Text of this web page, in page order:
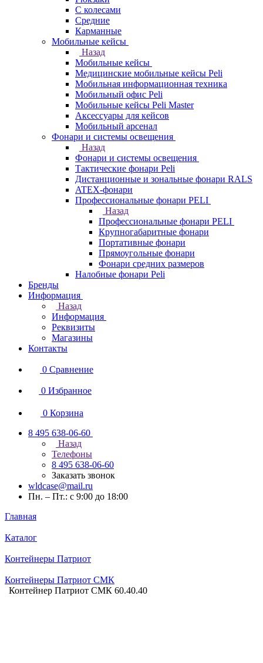
С колесами
Средние
Карманные
Мобильные кейсы
Назад
Мобильные кейсы
Медицинские мобильные кейсы Peli
Мобильная информационная техника
Мобильный офис Peli
Мобильные кейсы Peli Master
Аксессуары для кейсов
Мобильный арсенал
Фонари и системы освещения
Назад
Фонари и системы освещения
Тактические фонари Peli
Дистанционные и зональные фонари RALS
ATEX-фонари
Профессиональные фонари PELI
Назад
Профессиональные фонари PELI
Крупногабаритные фонари
Портативные фонари
Прямоугольные фонари
Фонари средних размеров
Налобные фонари Peli
Бренды
Информация
Назад
Информация
Реквизиты
Магазины
Контакты
0 Сравнение
0 Избранное
0 Корзина
8 495 638-06-60
Назад
Телефоны
8 495 638-06-60
Заказать звонок
wldcase@mail.ru
Пн. – Пт.: с 9:00 до 18:00
Главная
Каталог
Контейнеры Патриот
Контейнеры Патриот СМК
Контейнер Патриот СМК 60.40.40